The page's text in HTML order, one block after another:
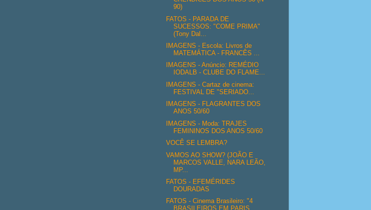
90)
FATOS - PARADA DE
SUCESSOS: "COME PRIMA"
(Tony Dal...
IMAGENS - Escola: Livros de
MATEMÁTICA - FRANCÊS ...
IMAGENS - Anúncio: REMÉDIO
IODALB - CLUBE DO FLAME...
IMAGENS - Cartaz de cinema:
FESTIVAL DE "SERIADO...
IMAGENS - FLAGRANTES DOS
ANOS 50/60
IMAGENS - Moda: TRAJES
FEMININOS DOS ANOS 50/60
VOCÊ SE LEMBRA?
VAMOS AO SHOW? (JOÃO E
MARCOS VALLE, NARA LEÃO,
MP...
FATOS - EFEMÉRIDES
DOURADAS
FATOS - Cinema Brasileiro: "4